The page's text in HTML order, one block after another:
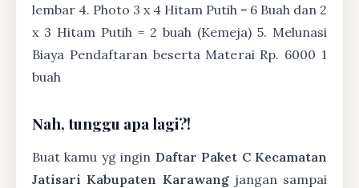
lembar 4. Photo 3 x 4 Hitam Putih = 6 Buah dan 2
x 3 Hitam Putih = 2 buah (Kemeja) 5. Melunasi
Biaya Pendaftaran beserta Materai Rp. 6000 1
buah
Nah, tunggu apa lagi?!
Buat kamu yg ingin Daftar Paket C Kecamatan
Jatisari Kabupaten Karawangjangan sampai